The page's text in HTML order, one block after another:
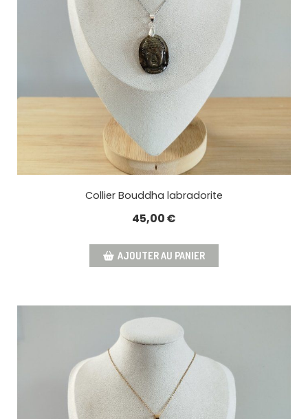
Collier Bouddha labradorite
45,00€
AJOUTER AU PANIER